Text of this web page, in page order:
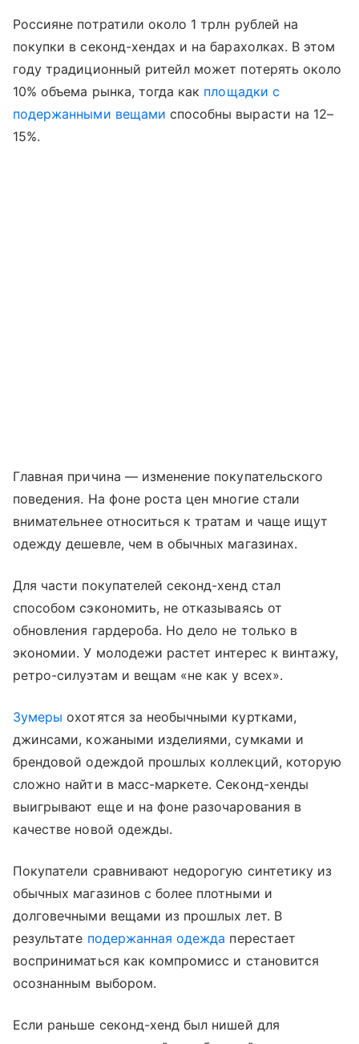
Россияне потратили около 1 трлн рублей на
покупки в секонд-хендах и на барахолках. В этом
году традиционный ритейл может потерять около
10% объема рынка, тогда как площадки с
подержанными вещами способны вырасти на 12–
15%.
Главная причина — изменение покупательского
поведения. На фоне роста цен многие стали
внимательнее относиться к тратам и чаще ищут
одежду дешевле, чем в обычных магазинах.
Для части покупателей секонд-хенд стал
способом сэкономить, не отказываясь от
обновления гардероба. Но дело не только в
экономии. У молодежи растет интерес к винтажу,
ретро-силуэтам и вещам «не как у всех».
Зумеры охотятся за необычными куртками,
джинсами, кожаными изделиями, сумками и
брендовой одеждой прошлых коллекций, которую
сложно найти в масс-маркете. Секонд-хенды
выигрывают еще и на фоне разочарования в
качестве новой одежды.
Покупатели сравнивают недорогую синтетику из
обычных магазинов с более плотными и
долговечными вещами из прошлых лет. В
результате подержанная одежда перестает
восприниматься как компромисс и становится
осознанным выбором.
Если раньше секонд-хенд был нишей для